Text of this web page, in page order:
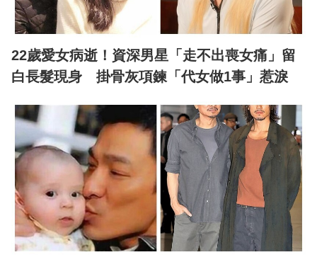
22歲愛女病逝！資深男星「走不出喪女痛」留
白長髮現身 掛骨灰項鍊「代女做1事」惹淚